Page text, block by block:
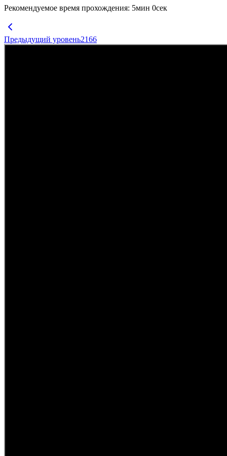
Рекомендуемое время прохождения: 5мин 0сек
Предыдущий уровень2166